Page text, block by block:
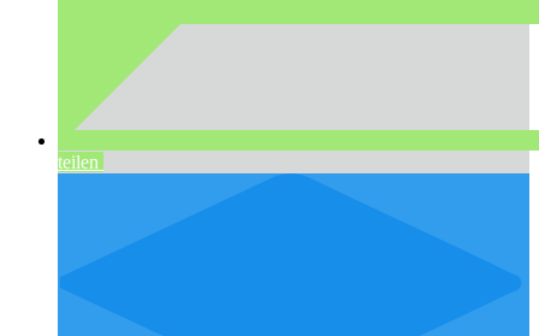
teilen